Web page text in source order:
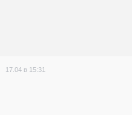
17.04 в 15:31